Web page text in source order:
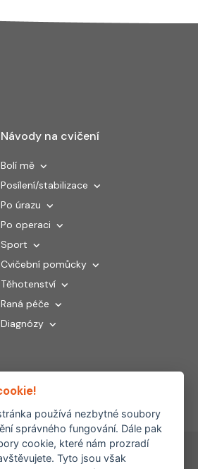
Návody na cvičení
Bolí mě
Posílení/stabilizace
Po úrazu
Po operaci
Sport
Cvičební pomůcky
Těhotenství
Raná péče
Diagnózy
používá nezbytné soubory
správného fungování. Dále pak
cookie, které nám prozradí
Tyto jsou však